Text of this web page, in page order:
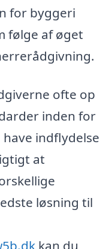
for byggeri
følge af øget
ofte op
inden for
indflydelse
at
løsning til
kan du